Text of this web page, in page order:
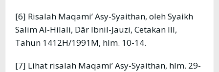
[6] Risalah Maqami’ Asy-Syaithan, oleh Syaikh
Salim Al-Hilali, Dâr Ibnil-Jauzi, Cetakan III,
Tahun 1412H/1991M, hlm. 10-14.
[7] Lihat risalah Maqami’ Asy-Syaithan, hlm. 29-